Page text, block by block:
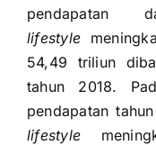
lifestyle
54,49 triliun
tahun 2018.
pendapatan
lifestyle